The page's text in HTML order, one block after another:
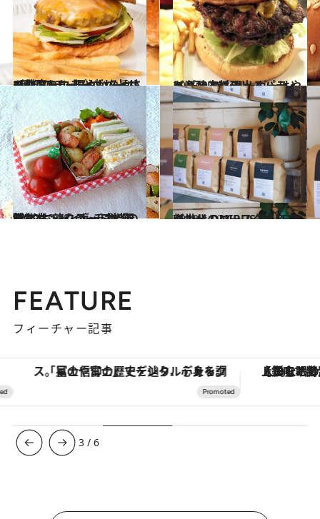
2015.10.1
4種類のチーズがけんかして仲直り！ 賑やかな旨さのクアトロチーズバーガー
グルメ 2015.9.29
ドドンとはみ出るパティに心酔 ハンバーガーはやっぱり肉料理！
グルメ
2015.10.28
“ピクニックデート大作戦”にも効く ポップで元気なサンドイッチ弁当の詰め方
グルメ 2013.11.28
新世代のロースター＆スタンド ONIBUS COFFEE
グルメ
FEATURE
フィーチャー記事
「星のや富士」でデジタルデトックス。冨士信仰の歴史を辿り、心身を調える。 【銀座で出合う最旬美容】美髪ケアや上質
3 /6